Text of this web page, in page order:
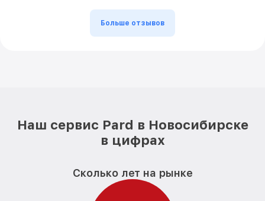
Больше отзывов
Наш сервис Pard в Новосибирске
в цифрах
Сколько лет на рынке